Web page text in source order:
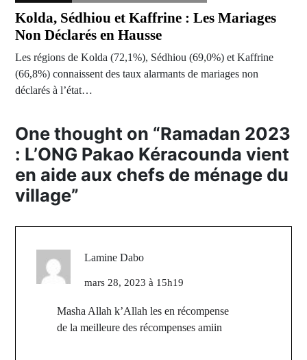
Kolda, Sédhiou et Kaffrine : Les Mariages
Non Déclarés en Hausse
Les régions de Kolda (72,1%), Sédhiou (69,0%) et Kaffrine
(66,8%) connaissent des taux alarmants de mariages non
déclarés à l’état…
One thought on “Ramadan 2023
: L’ONG Pakao Kéracounda vient
en aide aux chefs de ménage du
village”
Lamine Dabo
mars 28, 2023 à 15h19
Masha Allah k’Allah les en récompense
de la meilleure des récompenses amiin